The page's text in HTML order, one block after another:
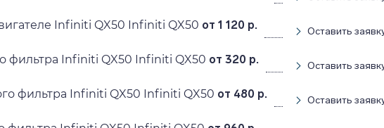
Infiniti QX50 Infiniti QX50 от 1 120 р. Оставить
фильтра Infiniti QX50 Infiniti QX50 от 320 р. Оставить
фильтра Infiniti QX50 Infiniti QX50 от 480 р. Оставить